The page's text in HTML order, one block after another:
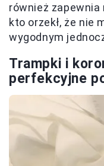
również
kto orzekł, że nie
wygodnym
Trampki i
perfekcyjne